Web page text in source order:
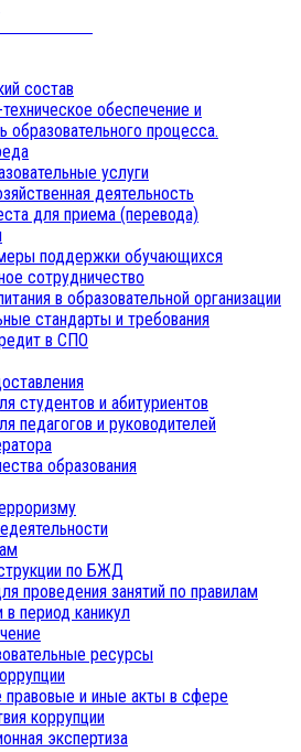
состав
обеспечение и
образовательного процесса.
услуги
деятельность
для приема (перевода)
поддержки обучающихся
сотрудничество
в образовательной организации
стандарты и требования
в СПО
студентов и абитуриентов
педагогов и руководителей
образования
по БЖД
проведения занятий по правилам
в период каникул
ресурсы
и иные акты в сфере
коррупции
экспертиза